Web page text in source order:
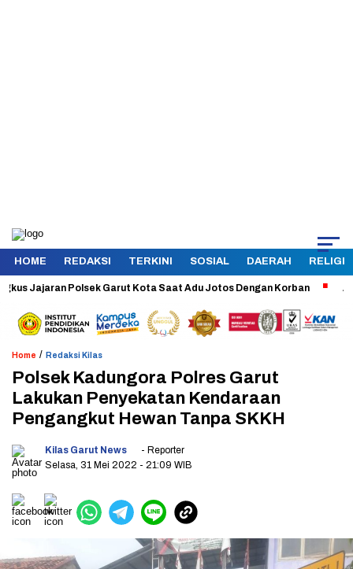
HOME REDAKSI TERKINI SOSIAL DAERAH RELIGI
Polsek Garut Kota Saat Adu Jotos Dengan Korban Aman dan
Home / Redaksi Kilas
Polsek Kadungora Polres Garut
Lakukan Penyekatan Kendaraan
Pengangkut Hewan Tanpa SKKH
Kilas Garut News
- Reporter
Selasa, 31 Mei 2022 - 21:09 WIB